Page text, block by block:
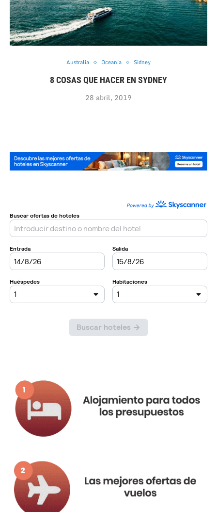
Australia Oceanía Sidney
8 COSAS QUE HACER EN SYDNEY
28 abril, 2019